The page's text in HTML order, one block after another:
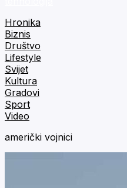
Hronika
Biznis
Društvo
Lifestyle
Svijet
Kultura
Gradovi
Sport
Video
američki vojnici